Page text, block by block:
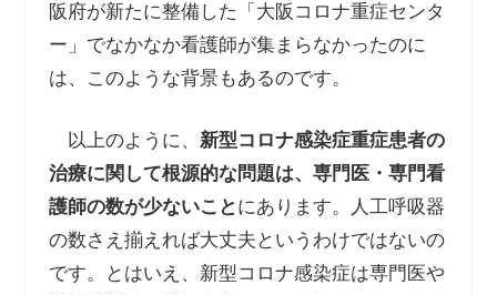
阪府が新たに整備した「大阪コロナ重症センタ
ー」でなかなか看護師が集まらなかったのに
は、このような背景もあるのです。
以上のように、 新型コロナ感染症重症患者の
治療に関して根源的な問題は、専門医・専門看
護師の数が少ないこと にあります。人工呼吸器
の数さえ揃えれば大丈夫というわけではないの
です。とはいえ、新型コロナ感染症は専門医や